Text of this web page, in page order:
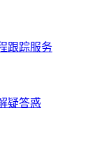
跟踪服务
疑答惑